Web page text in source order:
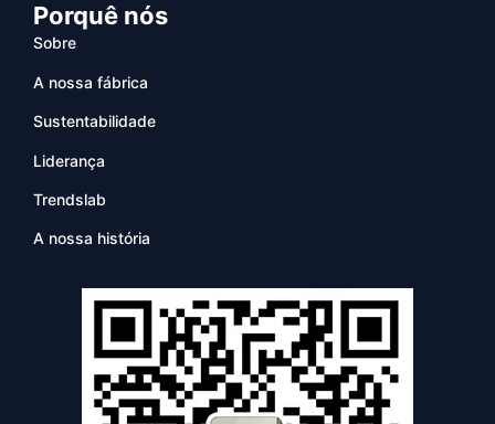
Porquê nós
Sobre
A nossa fábrica
Sustentabilidade
Liderança
Trendslab
A nossa história